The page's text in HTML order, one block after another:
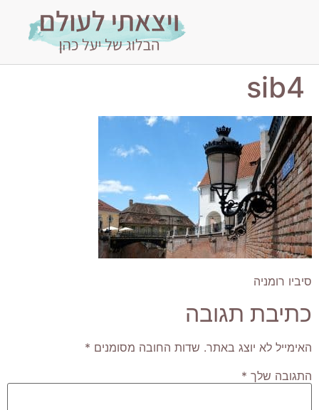
sib4
סיביו רומניה
כתיבת תגובה
האימייל לא יוצג באתר. שדות החובה מסומנים *
התגובה שלך *